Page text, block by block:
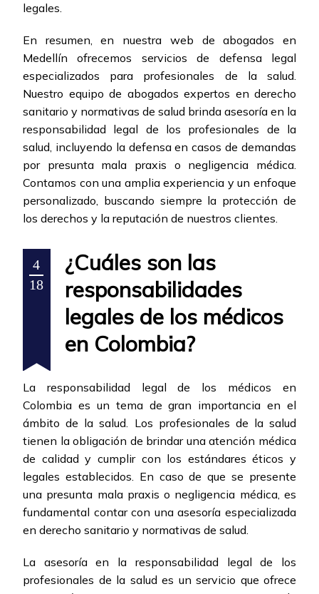
legales.
En resumen, en nuestra web de abogados en
Medellín ofrecemos servicios de defensa legal
especializados para profesionales de la salud.
Nuestro equipo de abogados expertos en derecho
sanitario y normativas de salud brinda asesoría en la
responsabilidad legal de los profesionales de la
salud, incluyendo la defensa en casos de demandas
por presunta mala praxis o negligencia médica.
Contamos con una amplia experiencia y un enfoque
personalizado, buscando siempre la protección de
los derechos y la reputación de nuestros clientes.
4
18
¿Cuáles son las
responsabilidades
legales de los médicos
en Colombia?
La responsabilidad legal de los médicos en
Colombia es un tema de gran importancia en el
ámbito de la salud. Los profesionales de la salud
tienen la obligación de brindar una atención médica
de calidad y cumplir con los estándares éticos y
legales establecidos. En caso de que se presente
una presunta mala praxis o negligencia médica, es
fundamental contar con una asesoría especializada
en derecho sanitario y normativas de salud.
La asesoría en la responsabilidad legal de los
profesionales de la salud es un servicio que ofrece